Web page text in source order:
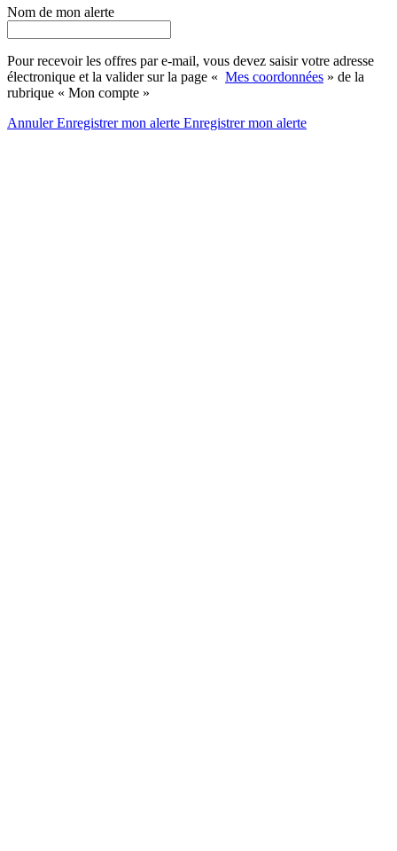
Nom de mon alerte
Pour recevoir les offres par e-mail, vous devez saisir votre adresse
électronique et la valider sur la page « Mes coordonnées » de la
rubrique « Mon compte »
AnnulerEnregistrer mon alerte Enregistrermon alerte